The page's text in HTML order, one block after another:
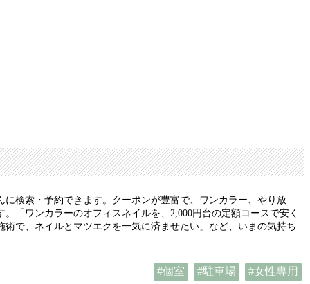
検索・予約できます。クーポンが豊富で、ワンカラー、やり放
「ワンカラーのオフィスネイルを、2,000円台の定額コースで安く
で、ネイルとマツエクを一気に済ませたい」など、いまの気持ち
個室 駐車場 女性専用